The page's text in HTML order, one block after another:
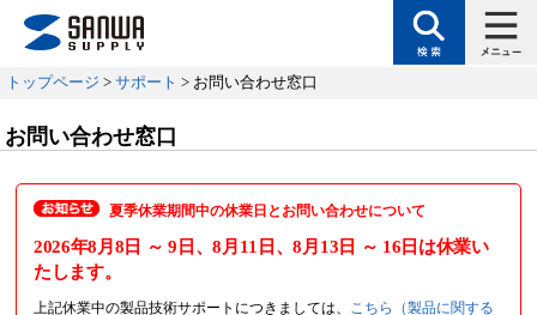
トップページ > サポート > お問い合わせ窓口
お問い合わせ窓口
夏季休業期間中の休業日とお問い合わせについて
2026年8月8日 ～ 9日 、8月11日 、8月13日 ～ 16日 は休業い
たします。
上記休業中の製品技術サポートにつきましては、
こちら（製品に関する